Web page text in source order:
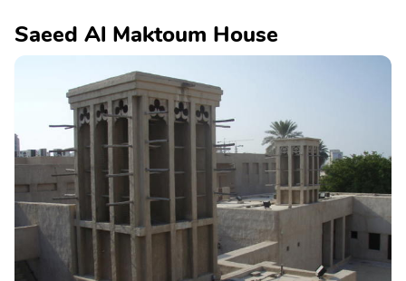
Saeed Al Maktoum House